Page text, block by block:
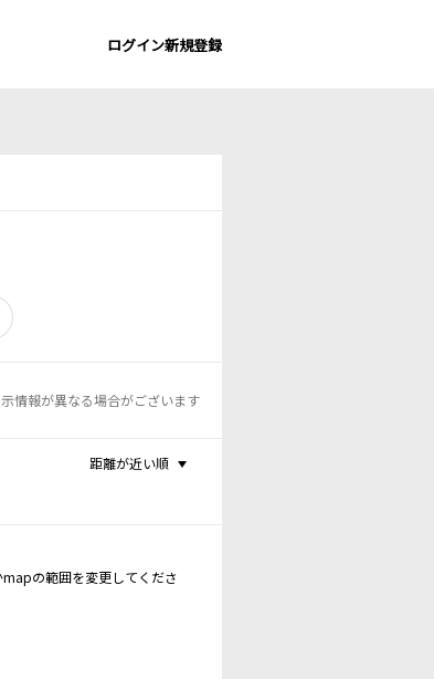
ログイン新規登録
情報が異なる場合がございます
距離が近い順
の範囲を変更してくださ